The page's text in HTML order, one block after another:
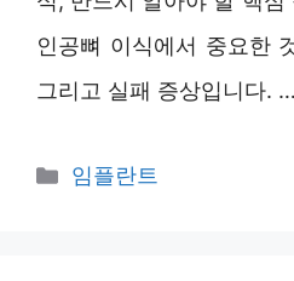
인공뼈 이식에서 중요한
그리고 실패 증상입니다. …
카
임플란트